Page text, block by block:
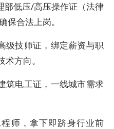
部低压/高压操作证（法律
保合法上岗。
级技师证，绑定薪资与职
方向。
筑电工证，一线城市需求
师，拿下即跻身行业前